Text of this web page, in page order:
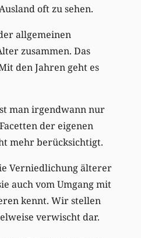
oft zu sehen.
allgemeinen
zusammen. Das
den Jahren geht es
man irgendwann nur
der eigenen
mehr berücksichtigt.
Verniedlichung älterer
auch vom Umgang mit
kennt. Wir stellen
verwischt dar.